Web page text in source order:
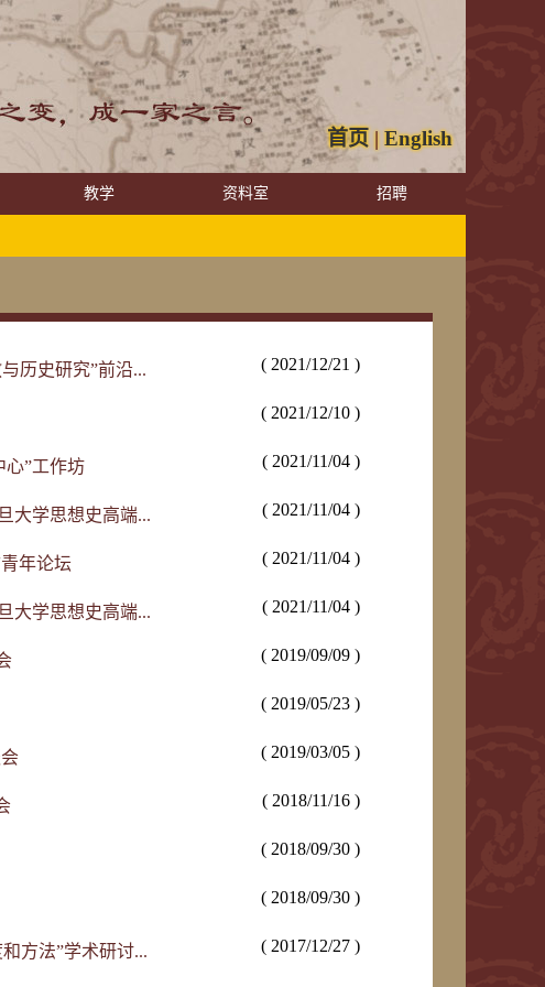
首页 |English
教学 资料室 招聘
历史研究”前沿... ( 2021/12/21 )
( 2021/12/10 )
心”工作坊 ( 2021/11/04 )
大学思想史高端... ( 2021/11/04 )
年论坛 ( 2021/11/04 )
大学思想史高端... ( 2021/11/04 )
( 2019/09/09 )
( 2019/05/23 )
( 2019/03/05 )
( 2018/11/16 )
( 2018/09/30 )
( 2018/09/30 )
方法”学术研讨... ( 2017/12/27 )